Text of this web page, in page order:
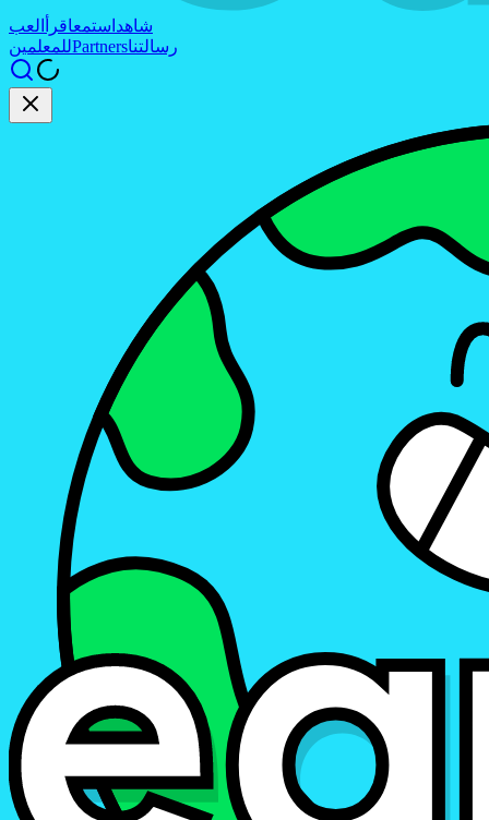
شاهد استمعاقرأ
العب
للمعلمينPartnersرسالتنا